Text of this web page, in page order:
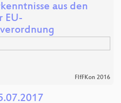
aus den
EU-
FIfFKon 2016